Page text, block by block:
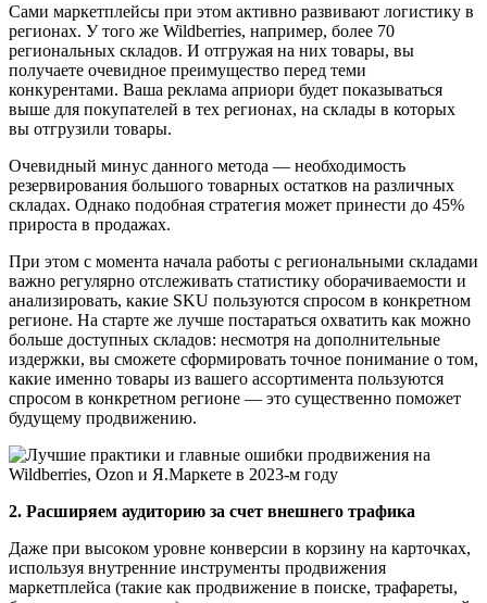
Сами маркетплейсы при этом активно развивают логистику в
регионах. У того же Wildberries, например, более 70
региональных складов. И отгружая на них товары, вы
получаете очевидное преимущество перед теми
конкурентами. Ваша реклама априори будет показываться
выше для покупателей в тех регионах, на склады в которых
вы отгрузили товары.
Очевидный минус данного метода — необходимость
резервирования большого товарных остатков на различных
складах. Однако подобная стратегия может принести до 45%
прироста в продажах.
При этом с момента начала работы с региональными складами
важно регулярно отслеживать статистику оборачиваемости и
анализировать, какие SKU пользуются спросом в конкретном
регионе. На старте же лучше постараться охватить как можно
больше доступных складов: несмотря на дополнительные
издержки, вы сможете сформировать точное понимание о том,
какие именно товары из вашего ассортимента пользуются
спросом в конкретном регионе — это существенно поможет
будущему продвижению.
2. Расширяем аудиторию за счет внешнего трафика
Даже при высоком уровне конверсии в корзину на карточках,
используя внутренние инструменты продвижения
маркетплейса (такие как продвижение в поиске, трафареты,